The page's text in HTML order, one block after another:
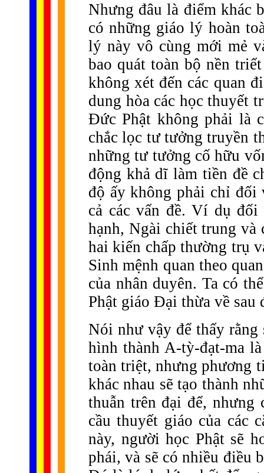
Nhưng đâu là điểm khác
có những giáo lý hoàn
lý này vô cùng mới mẻ
bao quát toàn bộ nền
không xét đến các quan
dung hòa các học thuyết
Đức Phật không phải là
chắc lọc tư tưởng truyền
những tư tưởng cố hữu
động khả dĩ làm tiền đề
độ ấy không phải chỉ
cả các vấn đề. Ví dụ
hạnh, Ngài chiết trung
hai kiến chấp thường trụ
Sinh mệnh quan theo
của nhân duyên. Ta có
Phật giáo Đại thừa về sau
Nói như vậy để thấy rằng
hình thành A-tỳ-đạt-ma
toàn triệt, nhưng phương
khác nhau sẽ tạo thành
thuẫn trên đại để,
cầu thuyết giáo của các
này, người học Phật sẽ
phái, và sẽ có nhiều điều